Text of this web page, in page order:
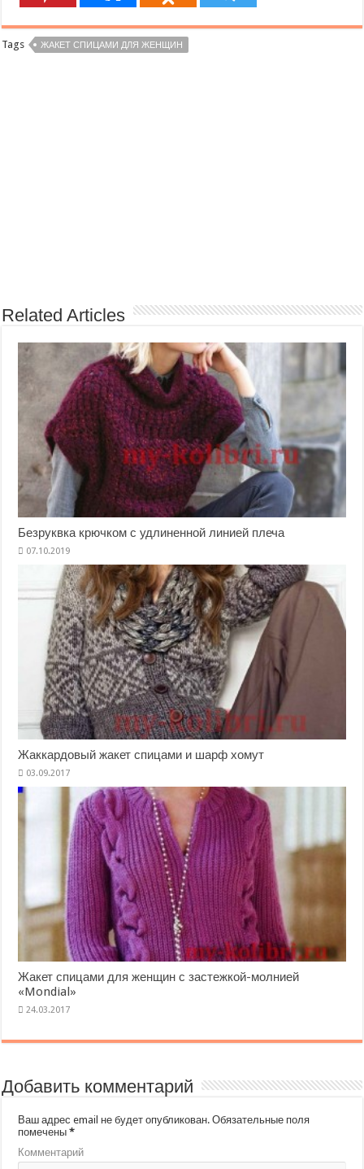
Tags ЖАКЕТ СПИЦАМИ ДЛЯ ЖЕНЩИН
Related Articles
Безруквка крючком с удлиненной линией плеча
Жаккардовый жакет спицами и шарф хомут
Жакет спицами для женщин с застежкой-молнией
«Mondial»
Добавить комментарий
Ваш адрес email не будет опубликован. Обязательные поля
помечены*
Комментарий